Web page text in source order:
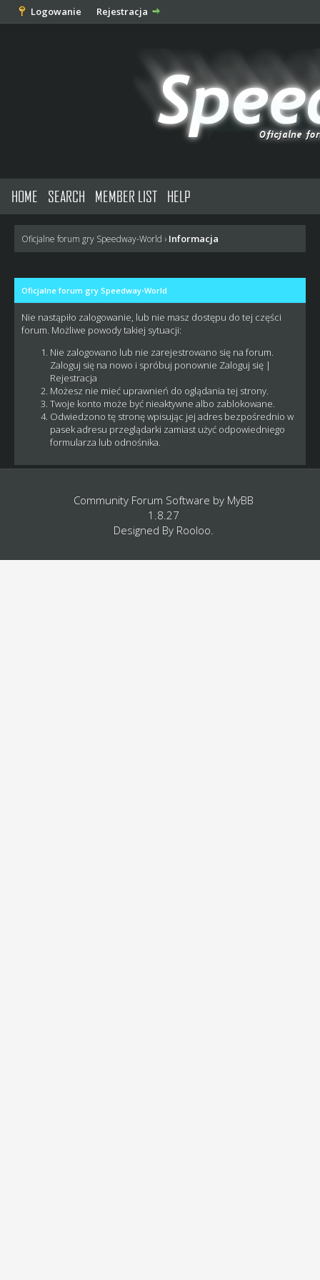
Logowanie Rejestracja
HOME SEARCH MEMBER LIST HELP
Oficjalne forum gry Speedway-World › Informacja
Oficjalne forum gry Speedway-World
Nie nastąpiło zalogowanie, lub nie masz dostępu do tej części
forum. Możliwe powody takiej sytuacji:
Nie zalogowano lub nie zarejestrowano się na forum.
Zaloguj się na nowo i spróbuj ponownie Zaloguj się|
Rejestracja
Możesz nie mieć uprawnień do oglądania tej strony.
Twoje konto może być nieaktywne albo zablokowane.
Odwiedzono tę stronę wpisując jej adres bezpośrednio w
pasek adresu przeglądarki zamiast użyć odpowiedniego
formularza lub odnośnika.
Community Forum Software by MyBB
1.8.27
Designed By Rooloo.